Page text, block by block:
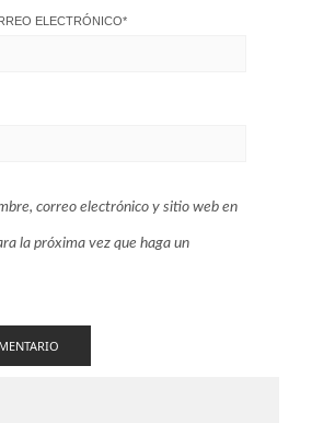
ELECTRÓNICO*
correo electrónico y sitio web en
la próxima vez que haga un